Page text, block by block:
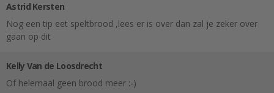
Astrid Kersten
Nog een tip eet speltbrood ,lees er is over dan zal je zeker over
gaan op dit
Kelly Van de Loosdrecht
Of helemaal geen brood meer :-)